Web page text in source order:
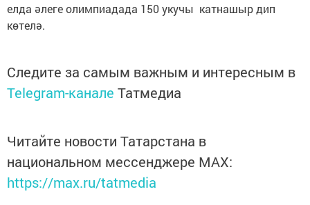
елда әлеге олимпиадада 150 укучы катнашыр дип
көтелә.
Следите за самым важным и интересным в
Telegram-канале Татмедиа
Читайте новости Татарстана в
национальном мессенджере MАХ:
https://max.ru/tatmedia